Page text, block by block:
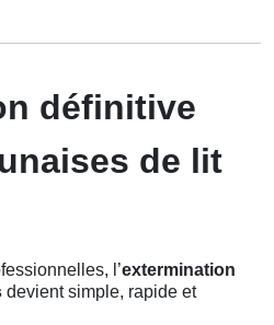
définitive
de lit
l’extermination
devient simple, rapide et